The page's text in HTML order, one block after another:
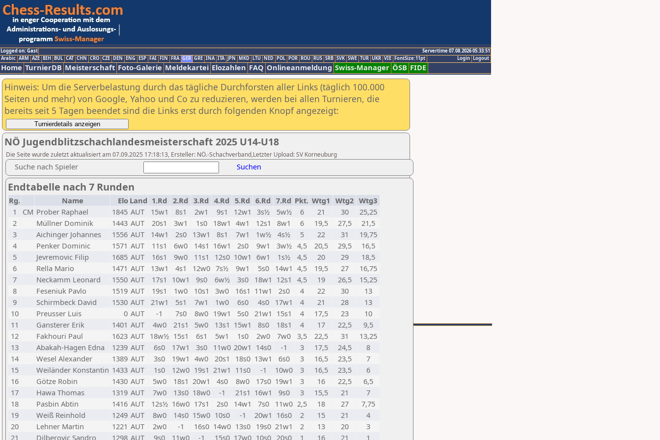
Logged on: Gast
Servertime 07.08.2026 05:33:51
Logout
Login
Arabic ARM AZE BIH BUL CAT CHN CRO CZE DEN ENG ESP FAI FIN FRA GER GRE INA ITA JPN MKD LTU NED POL POR ROU RUS SRB SVK SWE TUR UKR VIE FontSize:11pt
Home TurnierDB Meisterschaft Foto-Galerie Meldekartei Elozahlen FAQ Onlineanmeldung Swiss-Manager ÖSB FIDE
Hinweis: Um die Serverbelastung durch das tägliche Durchforsten aller Links (täglich 100.000
Seiten und mehr) von Google, Yahoo und Co zu reduzieren, werden bei allen Turnieren, die
bereits seit 5 Tagen beendet sind die Links erst durch folgenden Knopf angezeigt:
NÖ Jugendblitzschachlandesmeisterschaft 2025 U14-U18
Die Seite wurde zuletzt aktualisiert am 07.09.2025 17:18:13, Ersteller: NÖ.-Schachverband,Letzter Upload: SV Korneuburg
Suche nach Spieler Suchen
Endtabelle nach 7 Runden
Rg. Name Elo Land 1.Rd 2.Rd 3.Rd 4.Rd 5.Rd 6.Rd 7.Rd Pkt. Wtg1 Wtg2 Wtg3
1
CM Prober Raphael 1845 AUT 15w1 8s1 2w1 9s1 12w1 3s½ 5w½ 6 21 30
25,25
2
Müllner Dominik 1443 AUT 20s1 3w1 1s0 18w1 4w1 12s1 8w1 6 19,5 27,5
21,5
3
Aichinger Johannes 1556 AUT 14w1 2s0 13w1 8s1 7w1 1w½ 4s½ 5 22 31
19,75
4
Penker Dominic 1571 AUT 11s1 6w0 14s1 16w1 2s0 9w1 3w½ 4,5 20,5 29,5
16,5
5
Jevremovic Filip 1685 AUT 16s1 9w0 11s1 12s0 10w1 6w1 1s½ 4,5 20 29
18,5
6
Rella Mario 1471 AUT 13w1 4s1 12w0 7s½ 9w1 5s0 14w1 4,5 19,5 27
16,75
7
Neckamm Leonard 1550 AUT 17s1 10w1 9s0 6w½ 3s0 18w1 12s1 4,5 19 26,5
15,25
8
Feseniuk Pavlo 1519 AUT 19s1 1w0 10s1 3w0 16s1 11w1 2s0 4 22 30
13
9
Schirmbeck David 1530 AUT 21w1 5s1 7w1 1w0 6s0 4s0 17w1 4 21 28
13
10
Preusser Luis 0 AUT -1 7s0 8w0 19w1 5s0 21w1 15s1 4 17,5 23
10
11
Gansterer Erik 1401 AUT 4w0 21s1 5w0 13s1 15w1 8s0 18s1 4 17 22,5
9,5
12
Fakhouri Paul 1623 AUT 18w½ 15s1 6s1 5w1 1s0 2w0 7w0 3,5 22,5 31
13,25
13
Abakah-Hagen Edna 1239 AUT 6s0 17w1 3s0 11w0 20w1 14s0 -1 3 17,5 24,5
8
14
Wesel Alexander 1389 AUT 3s0 19w1 4w0 20s1 18s0 13w1 6s0 3 16,5 23,5
7
15
Weiländer Konstantin 1433 AUT 1s0 12w0 19s1 21w1 11s0 -1 10w0 3 16,5 23,5
6
16
Götze Robin 1430 AUT 5w0 18s1 20w1 4s0 8w0 17s0 19w1 3 16 22,5
6,5
17
Hawa Thomas 1319 AUT 7w0 13s0 18w0 -1 21s1 16w1 9s0 3 15,5 21
7
18
Pasbin Abtin 1416 AUT 12s½ 16w0 17s1 2s0 14w1 7s0 11w0 2,5 18 27
7,75
19
Weiß Reinhold 1249 AUT 8w0 14s0 15w0 10s0 -1 20w1 16s0 2 15 21
4
20
Lehner Martin 1221 AUT 2w0 -1 16s0 14w0 13s0 19s0 21w1 2 13 20
3
21
Dilberovic Sandro 1298 AUT 9s0 11w0 -1 15s0 17w0 10s0 20s0 1 16 21 1